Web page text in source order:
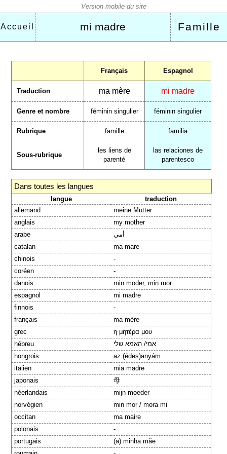
Accueil mi madre Famille
Français Espagnol
Traduction ma mère mi madre
Genre et nombre féminin singulier féminin singulier
Rubrique famille familia
Sous-rubrique
les liens de
parenté
las relaciones de
parentesco
Dans toutes les langues
langue
traduction
allemand
meine Mutter
anglais
my mother
arabe
أمي
catalan
ma mare
chinois
-
coréen
-
danois
min moder, min mor
espagnol
mi madre
finnois
-
français
ma mère
grec
η μητέρα μου
hébreu
אמי/ האמא שלי
hongrois
az (édes)anyám
italien
mia madre
japonais
母
néerlandais
mijn moeder
norvégien
min mor / mora mi
occitan
ma maire
polonais
-
portugais
(a) minha mãe